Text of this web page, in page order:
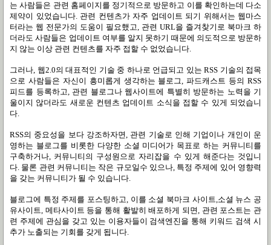
는 사람들은 관련 홈페이지를 정기적으로 방문하고 이를 확인하는데 다소
제약이 있었습니다. 관련 컨텐츠가 자주 업데이트 되기 위해서는 웹마스
터라는 웹 전문가의 도움이 필요했고, 관련 URL을 즐겨찾기로 북마크 하
더라도 사람들은 업데이트 여부를 알지 못하기 때문에 의도적으로 방문하
지 않는 이상 관련 컨텐츠를 자주 접할 수 없었습니다.
그러나, 웹2.0의 대표적인 기술 중 하나로 언급되고 있는 RSS 기술의 접목
으로 사람들은 자신이 흥미롭게 생각하는 블로그, 파드캐스트 등의 RSS
피드를 등록하고, 관련 블로그나 웹사이트에 특별히 방문하는 노력을 기
울이지 않더라도 새로운 컨텐츠 업데이트 소식을 접할 수 있게 되었습니
다.
RSS의 중요성을 보다 강조하자면, 관련 기술로 인해 기업이나 개인이 운
영하는 블로그를 비롯한 다양한 소셜 미디어가 목표로 하는 커뮤니티를
구축하거나, 커뮤니티의 구성원으로 자리잡을 수 있게 해준다는 것입니
다. 물론 관련 커뮤니티는 작은 규모일수 있으나, 특정 주제에 있어 영향력
을 갖는 커뮤니티가 될 수 있습니다.
블로그에 특정 주제를 포스팅하고, 이를 소셜 북마크 사이트,소셜 뉴스 공
유사이트, 메타사이트 등을 통해 활발히 배포하게 되면, 관련 포스트는 관
련 주제에 관심을 갖고 있는 이용자들이 검색엔진을 통해 키워드 검색 시
추가 노출되는 기회를 갖게 됩니다.